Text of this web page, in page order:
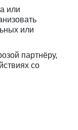
или
или
партнёру,
со